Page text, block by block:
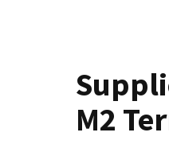
M2